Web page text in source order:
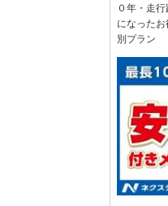
０年・走
になった
別プラン